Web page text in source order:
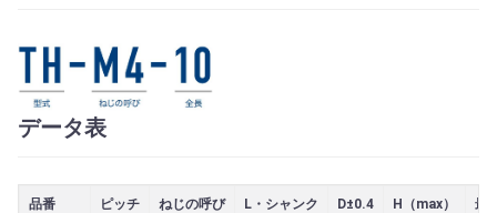
データ表
品番 ピッチ ねじの呼び L・シャンク D±0.4 H（max） 最